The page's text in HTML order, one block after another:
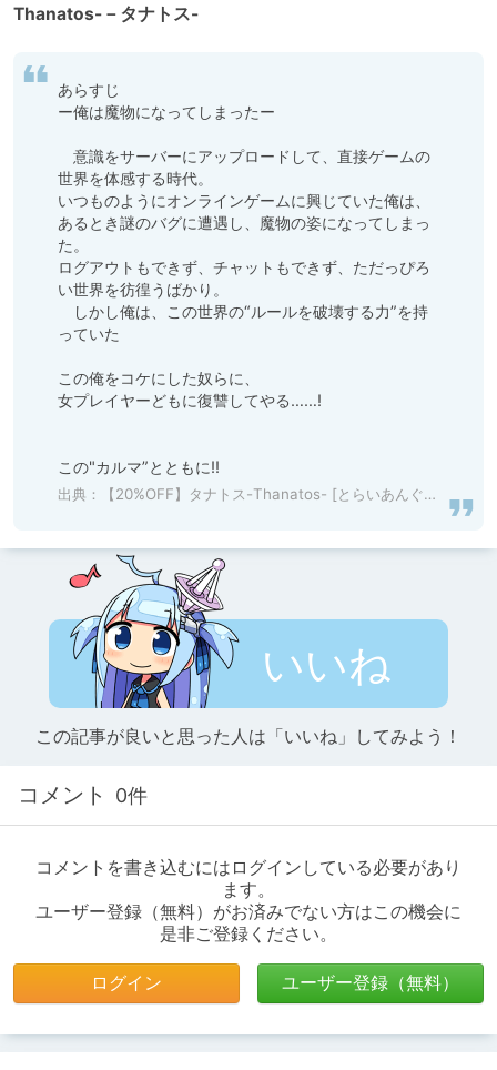
Thanatos-－タナトス-
あらすじ
ー俺は魔物になってしまったー
意識をサーバーにアップロードして、直接ゲームの
世界を体感する時代。
いつものようにオンラインゲームに興じていた俺は、
あるとき謎のバグに遭遇し、魔物の姿になってしまっ
た。
ログアウトもできず、チャットもできず、ただっぴろ
い世界を彷徨うばかり。
しかし俺は、この世界の“ルールを破壊する力”を持
っていた
この俺をコケにした奴らに、
女プレイヤーどもに復讐してやる……!
この"カルマ”とともに!!
出典： 【20%OFF】タナトス-Thanatos- [とらいあんぐる！] | DLsite 同人 - R18
いいね
この記事が良いと思った人は「いいね」してみよう！
コメント 0件
コメントを書き込むにはログインしている必要があり
ます。
ユーザー登録（無料）がお済みでない方はこの機会に
是非ご登録ください。
ログイン ユーザー登録（無料）